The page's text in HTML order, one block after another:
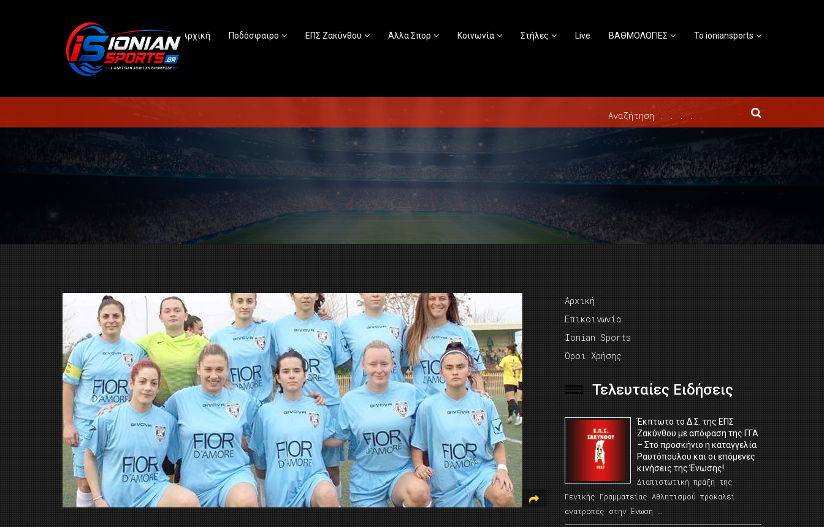
Αρχική Ποδόσφαιρο ΕΠΣ Ζακύνθου Άλλα Σπορ Κοινωνία Στήλες Live ΒΑΘΜΟΛΟΓΙΕΣ Το ioniansports
Αρχική
Επικοινωνία
Ionian Sports
Όροι Χρήσης
Τελευταίες Ειδήσεις
Έκπτωτο το Δ.Σ. της ΕΠΣ
Ζακύνθου με απόφαση της ΓΓΑ
– Στο προσκήνιο η καταγγελία
Ραυτόπουλου και οι επόμενες
κινήσεις της Ένωσης!
Διαπιστωτική πράξη της
Γενικής Γραμματείας Αθλητισμού προκαλεί
ανατροπές στην Ένωση …